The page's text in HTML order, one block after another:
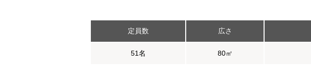
定員数 広さ
51名 80㎡